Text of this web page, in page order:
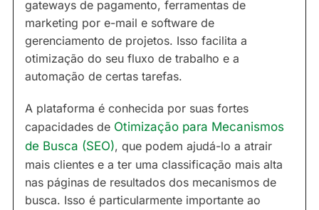
gateways de pagamento, ferramentas de
marketing por e-mail e software de
gerenciamento de projetos. Isso facilita a
otimização do seu fluxo de trabalho e a
automação de certas tarefas.
A plataforma é conhecida por suas fortes
capacidades de Otimização para Mecanismos
de Busca (SEO), que podem ajudá-lo a atrair
mais clientes e a ter uma classificação mais alta
nas páginas de resultados dos mecanismos de
busca. Isso é particularmente importante ao